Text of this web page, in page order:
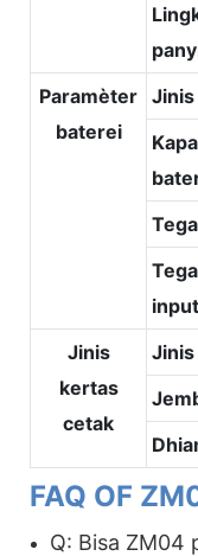
Paramèter
baterei
Jinis
kertas
cetak
Jinis
FAQ OF
Q: Bisa ZM04